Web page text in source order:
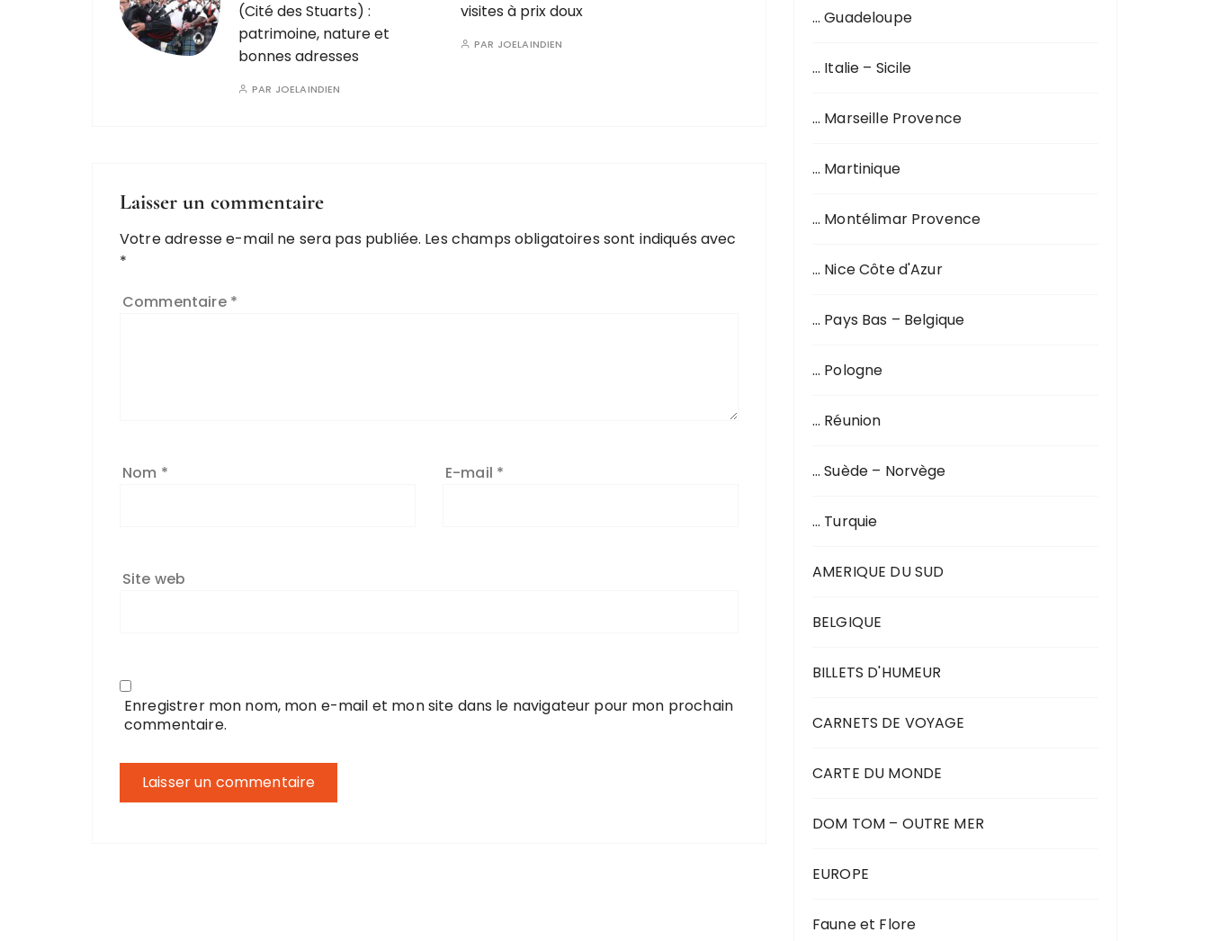
(Cité des Stuarts) :
patrimoine, nature et
bonnes adresses
PAR JOELAINDIEN
visites à prix doux
PAR JOELAINDIEN
Laisser un commentaire
Votre adresse e-mail ne sera pas publiée. Les champs obligatoires sont indiqués avec
*
Commentaire *
Nom * E-mail *
Site web
Enregistrer mon nom, mon e-mail et mon site dans le navigateur pour mon prochain
commentaire.
… Guadeloupe
… Italie – Sicile
… Marseille Provence
… Martinique
… Montélimar Provence
… Nice Côte d'Azur
… Pays Bas – Belgique
… Pologne
… Réunion
… Suède – Norvège
… Turquie
AMERIQUE DU SUD
BELGIQUE
BILLETS D'HUMEUR
CARNETS DE VOYAGE
CARTE DU MONDE
DOM TOM – OUTRE MER
EUROPE
Faune et Flore